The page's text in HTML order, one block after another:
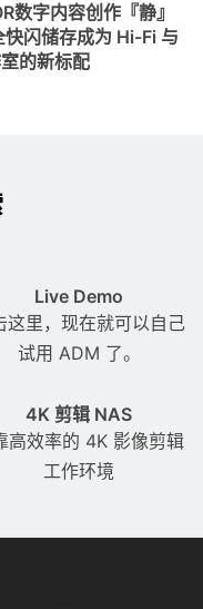
数字内容创作『静』
快闪储存成为 Hi-Fi 与
的新标配
Live Demo
这里，现在就可以自己
试用 ADM 了。
4K 剪辑 NAS
高效率的 4K 影像剪辑
工作环境